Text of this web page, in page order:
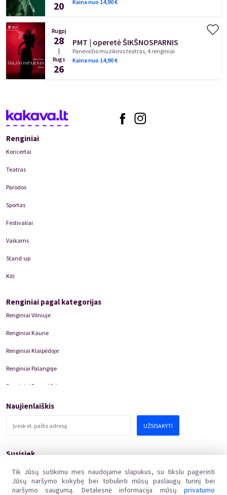
20
Kaina nuo 14,90€
Rugpj
28
|
Rugs
26
PMT | operetė ŠIKŠNOSPARNIS
Panevėžio muzikinis teatras, 4 renginiai
Kaina nuo 14,90€
Tik Jūsų sutikimu mes naudojame slapukus, su tikslu pagerinti
Jūsų naršymo kokybę bei tobulinti mūsų paslaugų turinį bei
naršymo saugumą. Detalesnė informacija mūsų privatumo
Renginiai
Koncertai
Teatras
Parodos
Sportas
Festivaliai
Vaikams
Stand-up
Kiti
Renginiai pagal kategorijas
Renginiai Vilniuje
Renginiai Kaune
Renginiai Klaipėdoje
Renginiai Palangoje
Renginiai Panevėžyje
Domino Teatro Spektakliai
Naujienlaiškis
UŽSISAKYTI
Susisiek
Adresas:Žalgirio g.135, LT-08217 Vilnius